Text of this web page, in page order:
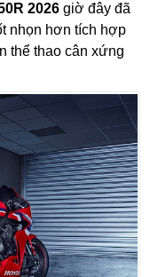
2026 giờ đây đã
nhọn hơn tích hợp
thể thao cân xứng